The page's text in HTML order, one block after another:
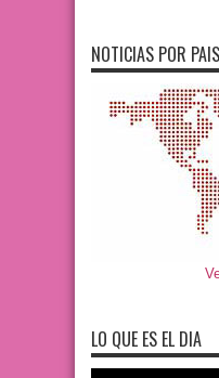
NOTICIAS POR PAIS
LO QUE ES EL DIA